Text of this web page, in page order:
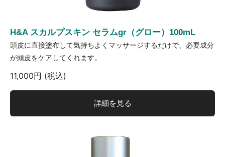
H&A スカルプスキン セラムgr（グロー）100mL
頭皮に直接塗布して気持ちよくマッサージするだけで、必要成分
が頭皮をケアしてくれます。
11,000円 (税込)
詳細を見る